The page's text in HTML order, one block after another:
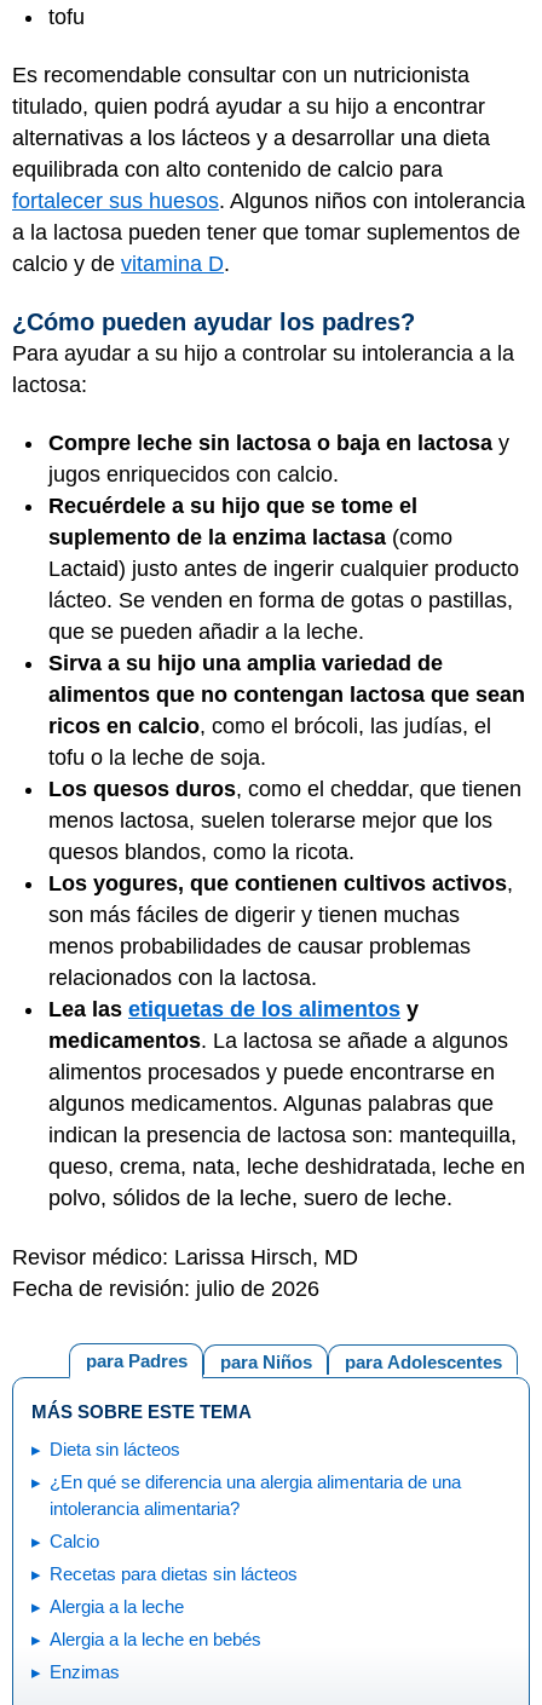
tofu
Es recomendable consultar con un nutricionista
titulado, quien podrá ayudar a su hijo a encontrar
alternativas a los lácteos y a desarrollar una dieta
equilibrada con alto contenido de calcio para
fortalecer sus huesos. Algunos niños con intolerancia
a la lactosa pueden tener que tomar suplementos de
calcio y de vitamina D.
¿Cómo pueden ayudar los padres?
Para ayudar a su hijo a controlar su intolerancia a la
lactosa:
Compre leche sin lactosa o baja en lactosa y
jugos enriquecidos con calcio.
Recuérdele a su hijo que se tome el
suplemento de la enzima lactasa (como
Lactaid) justo antes de ingerir cualquier producto
lácteo. Se venden en forma de gotas o pastillas,
que se pueden añadir a la leche.
Sirva a su hijo una amplia variedad de
alimentos que no contengan lactosa que sean
ricos en calcio, como el brócoli, las judías, el
tofu o la leche de soja.
Los quesos duros, como el cheddar, que tienen
menos lactosa, suelen tolerarse mejor que los
quesos blandos, como la ricota.
Los yogures, que contienen cultivos activos,
son más fáciles de digerir y tienen muchas
menos probabilidades de causar problemas
relacionados con la lactosa.
Lea las etiquetas de los alimentos y
medicamentos. La lactosa se añade a algunos
alimentos procesados y puede encontrarse en
algunos medicamentos. Algunas palabras que
indican la presencia de lactosa son: mantequilla,
queso, crema, nata, leche deshidratada, leche en
polvo, sólidos de la leche, suero de leche.
Revisor médico: Larissa Hirsch, MD
Fecha de revisión: julio de 2026
para Adolescentes
para Niños
para Padres
MÁS SOBRE ESTE TEMA
Dieta sin lácteos
¿En qué se diferencia una alergia alimentaria de una
intolerancia alimentaria?
Calcio
Recetas para dietas sin lácteos
Alergia a la leche
Alergia a la leche en bebés
Enzimas